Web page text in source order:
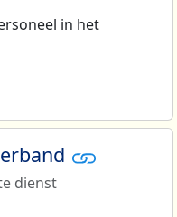
in het
dienst